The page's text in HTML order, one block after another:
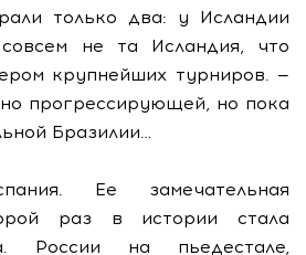
только два: у Исландии
не та Исландия, что
крупнейших турниров. —
прогрессирующей, но пока
Бразилии…
Ее замечательная
раз в истории стала
России на пьедестале,